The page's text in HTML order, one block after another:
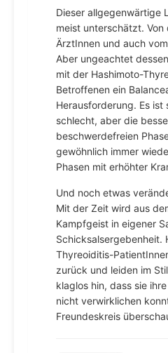
Dieser allgegenwärtige
meist unterschätzt. Von
ÄrztInnen und auch
Aber ungeachtet
mit der Hashimoto-
Betroffenen ein
Herausforderung. Es ist
schlecht, aber die
beschwerdefreien
gewöhnlich immer
Phasen mit erhöhter
Und noch etwas
Mit der Zeit wird aus
Kampfgeist in eigener
Schicksalsergebenheit.
Thyreoiditis-
zurück und leiden im
klaglos hin, dass sie
nicht verwirklichen
Freundeskreis